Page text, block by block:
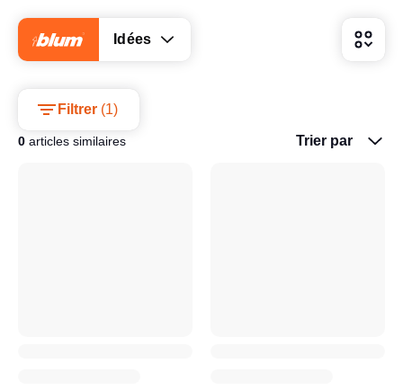
Idées
Filtrer (1)
0 articles similaires Trier par